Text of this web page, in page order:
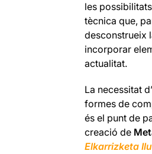
les
tècnica que,
desconstrueix
incorporar
actualitat.
La necessitat
formes de
és el punt de
creació de
Elkarrizketa